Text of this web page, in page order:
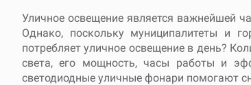
Уличное освещение является важнейшей
Однако, поскольку муниципалитеты и
потребляет уличное освещение в день?
света, его мощность, часы работы и
светодиодные уличные фонари помогают